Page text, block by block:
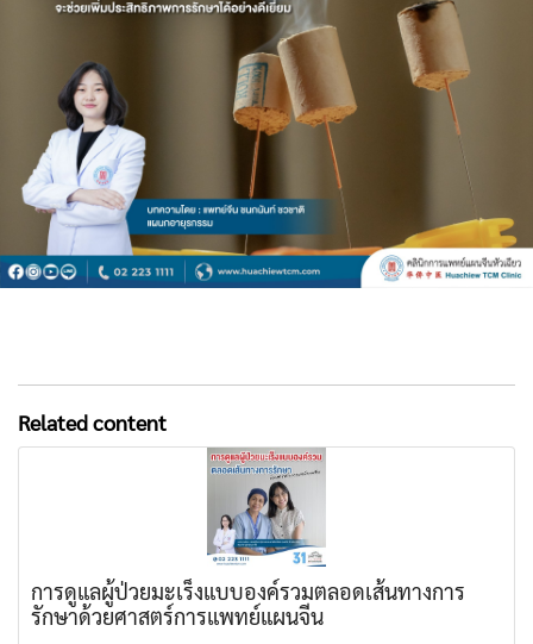
Related content
การดูแลผู้ป่วยมะเร็งแบบองค์รวมตลอดเส้นทางการ
รักษาด้วยศาสตร์การแพทย์แผนจีน